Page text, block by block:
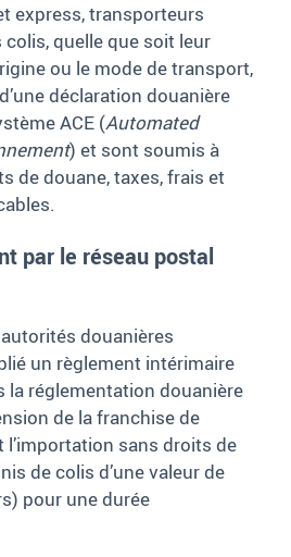
express, transporteurs
quelle que soit leur
ou le mode de transport,
déclaration douanière
ACE (Automated
) et sont soumis à
de douane, taxes, frais et
par le réseau postal
douanières
un règlement intérimaire
la réglementation douanière
de la franchise de
sans droits de
de colis d’une valeur de
pour une durée